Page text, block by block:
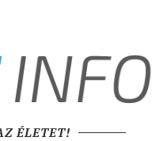
ÉLETET!